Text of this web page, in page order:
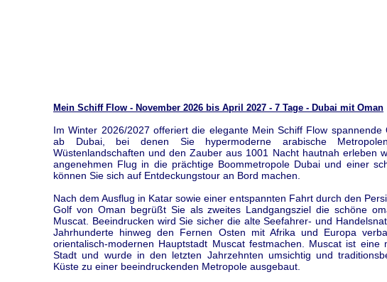
Mein Schiff Flow - November 2026 bis April 2027 - 7 Tage - Dubai mit Oman
Im Winter 2026/2027 offeriert die elegante Mein Schiff Flow spannende
ab Dubai, bei denen Sie hypermoderne arabische
Wüstenlandschaften und den Zauber aus 1001 Nacht hautnah erleben
angenehmen Flug in die prächtige Boommetropole Dubai und einer
können Sie sich auf Entdeckungstour an Bord machen.
Nach dem Ausflug in Katar sowie einer entspannten Fahrt durch den
Golf von Oman begrüßt Sie als zweites Landgangsziel die schöne
Muscat. Beeindrucken wird Sie sicher die alte Seefahrer- und
Jahrhunderte hinweg den Fernen Osten mit Afrika und Europa
orientalisch-modernen Hauptstadt Muscat festmachen. Muscat ist eine
Stadt und wurde in den letzten Jahrzehnten umsichtig und
Küste zu einer beeindruckenden Metropole ausgebaut.